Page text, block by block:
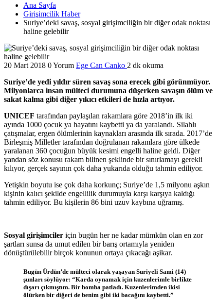
Ana Sayfa
Girişimcilik Haber
Suriye’deki savaş, sosyal girişimciliğin bir diğer odak noktası
haline gelebilir
20 Mart 2018 0 Yorum Ege Can Canko 2 dk okuma
Suriye’de yedi yıldır süren savaş sona erecek gibi görünmüyor.
Milyonlarca insan mülteci durumuna düşerken savaşın ölüm ve
sakat kalma gibi diğer yıkıcı etkileri de hızla artıyor.
UNICEF tarafından paylaşılan rakamlara göre 2018’in ilk iki
ayında 1000 çocuk ya hayatını kaybetti ya da yaralandı. Silahlı
çatışmalar, ergen ölümlerinin kaynakları arasında ilk sırada. 2017’de
Birleşmiş Milletler tarafından doğrulanan rakamlara göre ülkede
yaralanan 360 çocuğun büyük kesimi engelli haline geldi. Diğer
yandan söz konusu rakam bilinen şeklinde bir sınırlamayı gerekli
kılıyor, gerçek sayının çok daha yukarıda olduğu tahmin ediliyor.
Yetişkin boyutu ise çok daha korkunç; Suriye’de 1,5 milyonu aşkın
kişinin kalıcı şekilde engellilik durumuyla karşı karşıya kaldığı
tahmin ediliyor. Bu kişilerin 86 bini uzuv kaybına uğramış.
Sosyal girişimciler için bugün her ne kadar mümkün olan en zor
şartları sunsa da umut edilen bir barış ortamıyla yeniden
dönüştürülebilir birçok konunun ortaya çıkacağı aşikar.
Bugün Ürdün’de mülteci olarak yaşayan Suriyeli Sami (14)
şunları söylüyor: “Karda oynamak için kuzenlerimle birlikte
dışarı çıkmıştım. Bir bomba patladı. Kuzenlerimden ikisi
ölürken bir diğeri de benim gibi iki bacağını kaybetti.”